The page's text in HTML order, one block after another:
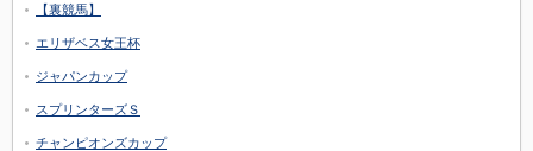
【裏競馬】
エリザベス女王杯
ジャパンカップ
スプリンターズＳ
チャンピオンズカップ